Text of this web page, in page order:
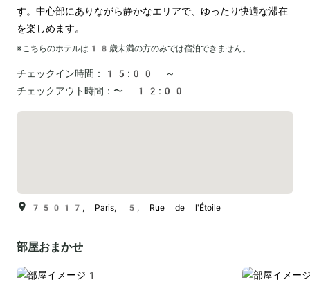
す。中心部にありながら静かなエリアで、ゆったり快適な滞在
を楽しめます。
※こちらのホテルは 18 歳未満の方のみでは宿泊できません。
チェックイン時間：
15:00 ～
チェックアウト時間： 〜 12:00
75017, Paris, 5, Rue de l'Étoile
部屋おまかせ